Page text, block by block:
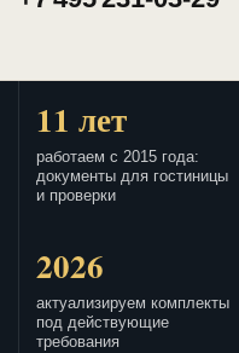
11 лет
работаем с 2015 года:
документы для гостиницы
и проверки
2026
актуализируем комплекты
под действующие
требования